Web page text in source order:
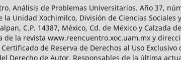
Análisis de Problemas Universitarios. Año 37,
la Unidad Xochimilco, División de Ciencias
C.P. 14387, México, Cd. de México y Calzada
de la revista www.reencuentro.xoc.uam.mx y
de Reserva de Derechos al Uso
Derecho de Autor. Responsables de la última